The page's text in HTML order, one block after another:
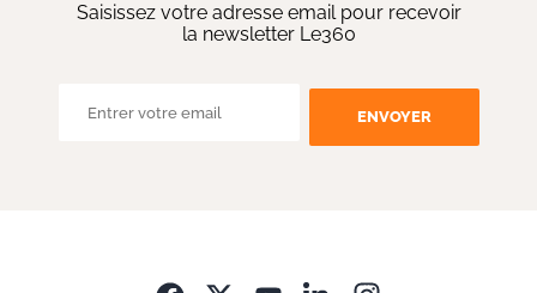
Saisissez votre adresse email pour recevoir
la newsletter Le360
ENVOYER